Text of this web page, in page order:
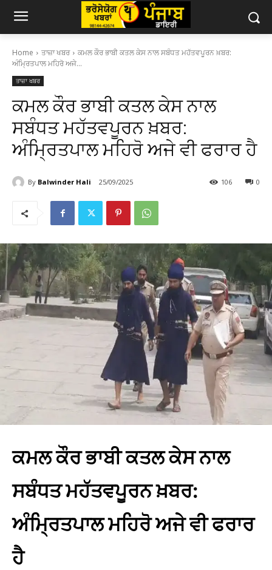
Home ਤਾਜ਼ਾ ਖਬਰ
ਕਮਲ ਕੌਰ ਭਾਬੀ ਕਤਲ ਕੇਸ ਨਾਲ ਸਬੰਧਤ ਮਹੱਤਵਪੂਰਨ ਖ਼ਬਰ:
ਅੰਮ੍ਰਿਤਪਾਲ ਮਹਿਰੋ ਅਜੇ...
ਤਾਜ਼ਾ ਖਬਰ
ਕਮਲ ਕੌਰ ਭਾਬੀ ਕਤਲ ਕੇਸ ਨਾਲ
ਸਬੰਧਤ ਮਹੱਤਵਪੂਰਨ ਖ਼ਬਰ:
ਅੰਮ੍ਰਿਤਪਾਲ ਮਹਿਰੋ ਅਜੇ ਵੀ ਫਰਾਰ ਹੈ
By Balwinder Hali 25/09/2025 0
106
ਕਮਲ ਕੌਰ ਭਾਬੀ ਕਤਲ ਕੇਸ ਨਾਲ
ਸਬੰਧਤ ਮਹੱਤਵਪੂਰਨ ਖ਼ਬਰ:
ਅੰਮ੍ਰਿਤਪਾਲ ਮਹਿਰੋ ਅਜੇ ਵੀ ਫਰਾਰ
ਹੈ